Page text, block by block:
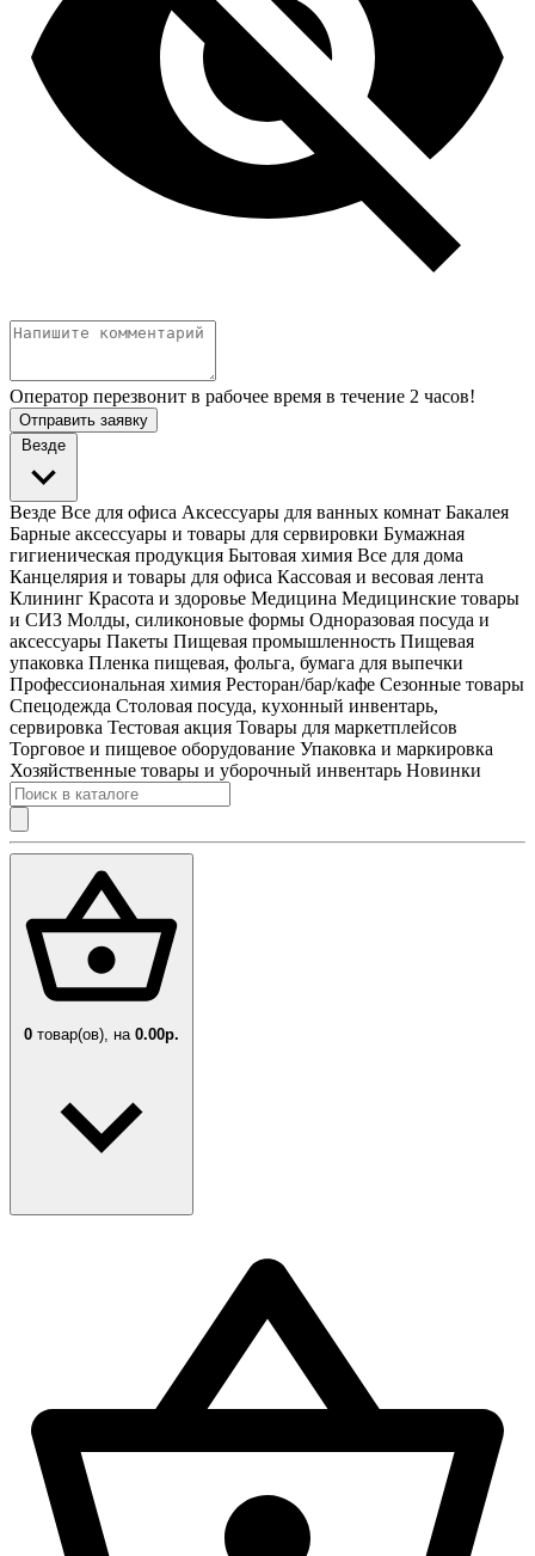
Оператор перезвонит в рабочее время в течение 2 часов!
Отправить заявку
Везде
Везде Все для офиса Аксессуары для ванных комнат Бакалея
Барные аксессуары и товары для сервировки Бумажная
гигиеническая продукция Бытовая химия Все для дома
Канцелярия и товары для офиса Кассовая и весовая лента
Клининг Красота и здоровье Медицина Медицинские товары
и СИЗ Молды, силиконовые формы Одноразовая посуда и
аксессуары Пакеты Пищевая промышленность Пищевая
упаковка Пленка пищевая, фольга, бумага для выпечки
Профессиональная химия Ресторан/бар/кафе Сезонные товары
Спецодежда Столовая посуда, кухонный инвентарь,
сервировка Тестовая акция Товары для маркетплейсов
Торговое и пищевое оборудование Упаковка и маркировка
Хозяйственные товары и уборочный инвентарь Новинки
0 товар(ов), на 0.00р.